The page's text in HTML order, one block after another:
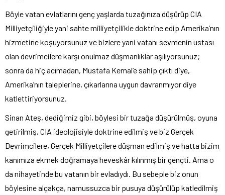
Böyle vatan evlatlarını genç yaşlarda tuzağınıza düşürüp CIA
Milliyetçiliğiyle yani sahte milliyetçilikle doktrine edip Amerika’nın
hizmetine koşuyorsunuz ve bizlere yani vatanı sevmenin ustası
olan devrimcilere karşı onulmaz düşmanlıklar aşılıyorsunuz;
sonra da hiç acımadan, Mustafa Kemal’e sahip çıktı diye,
Amerika’nın taleplerine, çıkarlarına uygun davranmıyor diye
katlettiriyorsunuz.
Sinan Ateş, dediğimiz gibi, böylesi bir tuzağa düşürülmüş, oyuna
getirilmiş, CIA ideolojisiyle doktrine edilmiş ve biz Gerçek
Devrimcilere, Gerçek Milliyetçilere düşman edilmiş ve hatta bizim
kanımıza ekmek doğramaya heveskâr kılınmış bir gençti. Ama o
da nihayetinde bu vatanın bir evladıydı. Bu sebeple biz onun
böylesine alçakça, namussuzca bir pusuya düşürülüp katledilmiş